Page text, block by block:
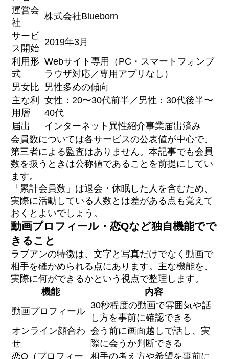
運営会
社
株式会社Blueborn
サービ
ス開始
2019年3月
利用形
式
Webサイト専用（PC・スマートフォンブ
ラウザ対応／専用アプリなし）
男女比 男性多めの傾向
主な利
用層
女性：20〜30代前半／男性：30代後半〜
40代
届出
インターネット異性紹介事業届出済み
会員数については各サービスの公表値が中心で、
第三者による監査はありません。本記事でも会員
数を扱うときは公称値であることを前提にしてい
ます。
「累計会員数」は退会・休眠した人を含むため、
実際に活動している人数とは差がある点も覚えて
おくとよいでしょう。
動画プロフィール・恋Qなど独自機能でで
きること
ラブアンの特徴は、文字と写真だけでなく動画で
相手を確かめられる点にあります。主な機能を、
実際に何ができるかという視点で整理します。
機能
内容
動画プロフィール
30秒程度の動画で雰囲気や話
し方を事前に確認できる
オンライン顔合わ
せ
会う前に画面越しで話し、実
際に会うか判断できる
恋Q（プロフィー
相手の考え方や希望を事前に